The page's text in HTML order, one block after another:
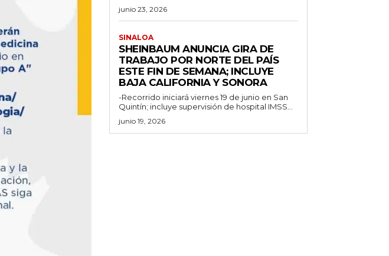
junio 23, 2026
SINALOA
SHEINBAUM ANUNCIA GIRA DE
TRABAJO POR NORTE DEL PAÍS
ESTE FIN DE SEMANA; INCLUYE
BAJA CALIFORNIA Y SONORA
-Recorrido iniciará viernes 19 de junio en San
Quintín; incluye supervisión de hospital IMSS...
junio 19, 2026